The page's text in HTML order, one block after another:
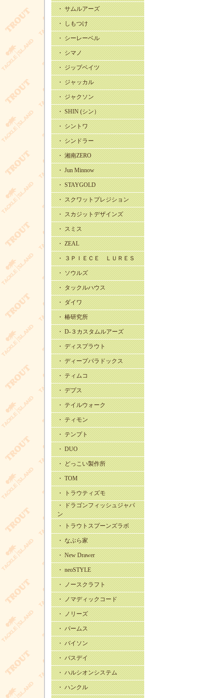
・ サムルアーズ
・ しもつけ
・ シーレーベル
・ シマノ
・ ジップベイツ
・ ジャッカル
・ ジャクソン
・ SHIN (シン）
・ シントワ
・ シンドラー
・ 湘南ZERO
・ Jun Minnow
・ STAYGOLD
・ スクワットプレジション
・ スカジットデザインズ
・ スミス
・ ZEAL
・ ３ＰＩＥＣＥ ＬＵＲＥＳ
・ ソウルズ
・ タックルハウス
・ ダイワ
・ 椿研究所
・ D-３カスタムルアーズ
・ ディスプラウト
・ ディープパラドックス
・ ティムコ
・ デプス
・ テイルウォーク
・ ティモン
・ テンプト
・ DUO
・ どっこい製作所
・ TOM
・ トラウティズモ
・ ドラゴンフィッシュジャパ
ン
・ トラウトスプーンズラボ
・ なぶら家
・ New Drawer
・ neoSTYLE
・ ノースクラフト
・ ノマディックコード
・ ノリーズ
・ パームス
・ バイソン
・ バスデイ
・ ハルシオンシステム
・ ハンクル